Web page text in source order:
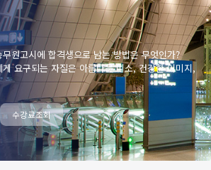
원고시에 합격생으로 남는 방법은 무엇인가?
요구되는 자질은 아름다운 미소, 건강한 이미지,
수강료조회